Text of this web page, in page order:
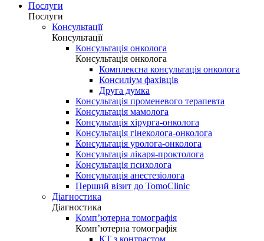
Послуги
Послуги
Консультації
Консультації
Консультація онколога
Консультація онколога
Комплексна консультація онколога
Консиліум фахівців
Друга думка
Консультація променевого терапевта
Консультація мамолога
Консультація хірурга-онколога
Консультація гінеколога-онколога
Консультація уролога-онколога
Консультація лікаря-проктолога
Консультація психолога
Консультація анестезіолога
Перший візит до TomoClinic
Діагностика
Діагностика
Комп’ютерна томографія
Комп’ютерна томографія
КТ з контрастом